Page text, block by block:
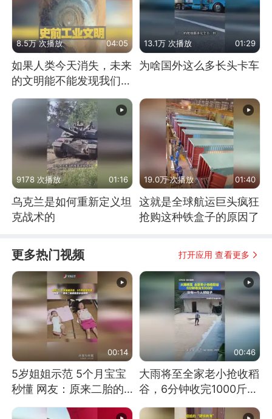
8.5万 次播放 04:05
如果人类今天消失，未来
的文明能不能发现我们存
在过？
13.1万 次播放 01:29
为啥国外这么多长头卡车
9178 次播放 01:16
乌克兰是如何重新定义坦
克战术的
19.0万 次播放 01:40
这就是全球航运巨头疯狂
抢购这种铁盒子的原因了
更多热门视频 打开应用 查看更多
00:14
5岁姐姐示范 5个月宝宝
秒懂 网友：原来二胎的
00:46
大雨将至全家老小抢收稻
谷，6分钟收完1000斤，